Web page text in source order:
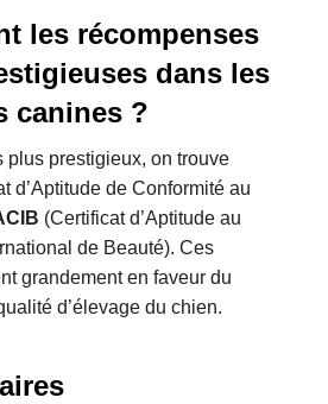
les récompenses
dans les
canines ?
plus prestigieux, on trouve
d’Aptitude de Conformité au
(Certificat d’Aptitude au
de Beauté). Ces
grandement en faveur du
d’élevage du chien.